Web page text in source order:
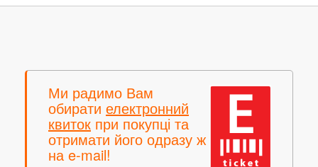
Ми радимо Вам
обирати електронний
квиток при покупці та
отримати його одразу ж
на e-mail!